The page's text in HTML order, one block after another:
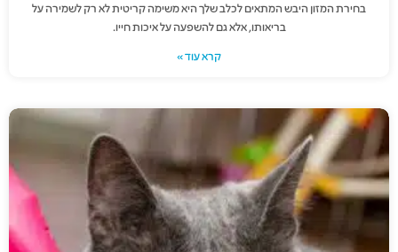
בחירת המזון היבש המתאים לכלב שלך היא משימה קריטית לא רק לשמירה על
בריאותו, אלא גם להשפעה על איכות חייו.
קרא עוד »